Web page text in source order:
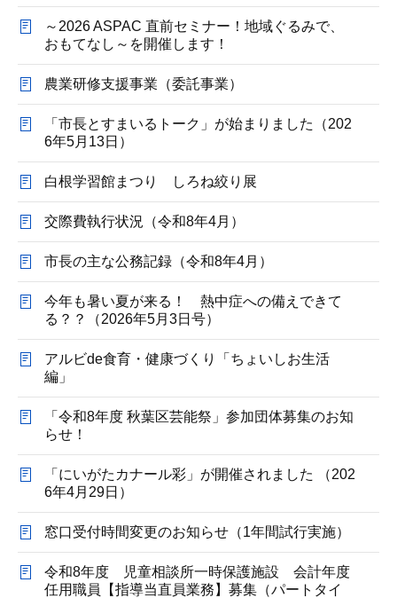
～2026 ASPAC 直前セミナー！地域ぐるみで、
おもてなし～を開催します！
農業研修支援事業（委託事業）
「市長とすまいるトーク」が始まりました（202
6年5月13日）
白根学習館まつり しろね絞り展
交際費執行状況（令和8年4月）
市長の主な公務記録（令和8年4月）
今年も暑い夏が来る！ 熱中症への備えできて
る？？（2026年5月3日号）
アルビde食育・健康づくり「ちょいしお生活
編」
「令和8年度 秋葉区芸能祭」参加団体募集のお知
らせ！
「にいがたカナール彩」が開催されました （202
6年4月29日）
窓口受付時間変更のお知らせ（1年間試行実施）
令和8年度 児童相談所一時保護施設 会計年度
任用職員【指導当直員業務】募集（パートタイ